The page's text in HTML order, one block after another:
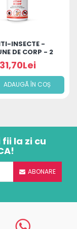
INSECTE -
DE CORP - 2
ANI+, 50ML
31,70Lei
ADAUGÃ ÎN COȘ
la zi cu
ABONARE